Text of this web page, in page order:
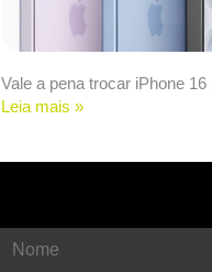
Vale a pena trocar iPhone
Leia mais »